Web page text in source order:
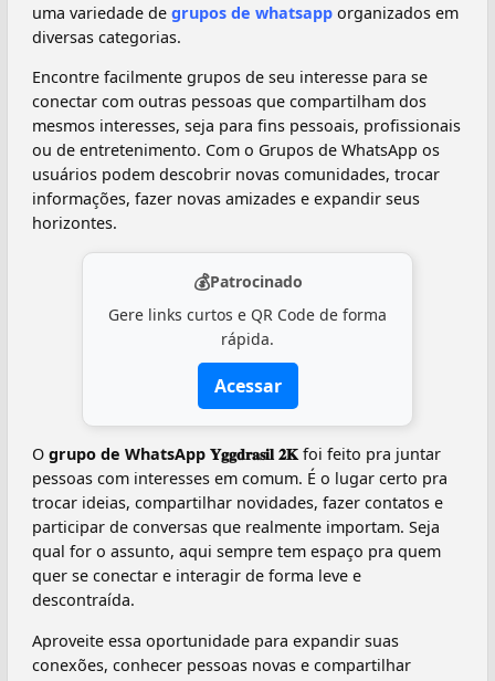
uma variedade de grupos de whatsapp organizados em
diversas categorias.
Encontre facilmente grupos de seu interesse para se
conectar com outras pessoas que compartilham dos
mesmos interesses, seja para fins pessoais, profissionais
ou de entretenimento. Com o Grupos de WhatsApp os
usuários podem descobrir novas comunidades, trocar
informações, fazer novas amizades e expandir seus
horizontes.
💰Patrocinado
Gere links curtos e QR Code de forma
rápida.
Acessar
O grupo de WhatsApp 𝐘𝐠𝐠𝐝𝐫𝐚𝐬𝐢𝐥 𝟐𝐊foi feito pra juntar
pessoas com interesses em comum. É o lugar certo pra
trocar ideias, compartilhar novidades, fazer contatos e
participar de conversas que realmente importam. Seja
qual for o assunto, aqui sempre tem espaço pra quem
quer se conectar e interagir de forma leve e
descontraída.
Aproveite essa oportunidade para expandir suas
conexões, conhecer pessoas novas e compartilhar